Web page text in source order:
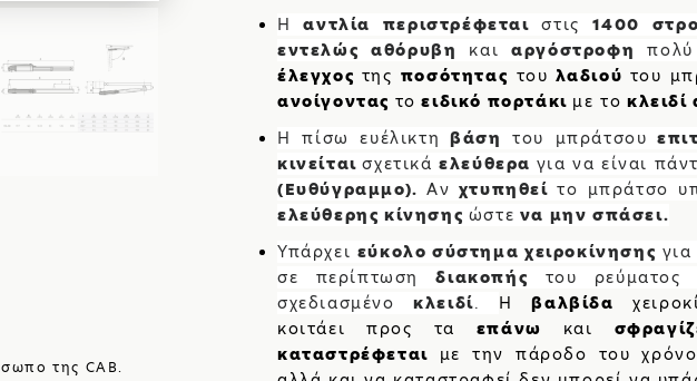
της CAB.
Η
αντλία περιστρέφεταιστις 1400
εντελώς αθόρυβη και αργόστροφηπολύ
έλεγχος της ποσότητας του λαδιού του
ανοίγοντας το ειδικό πορτάκι με το
Η πίσω ευέλικτη βάση του μπράτσου
κινείταισχετικάελεύθερα για να είναι
(Ευθύγραμμο).Αν χτυπηθεί το μπράτσο
ελεύθερης κίνησης ώστε να μην σπάσει.
Υπάρχει εύκολο σύστημα χειροκίνησης
σε περίπτωσηδιακοπής του
σχεδιασμένοκλειδί. Ηβαλβίδα
κοιτάει προς τα επάνω και
καταστρέφεται με την πάροδο του